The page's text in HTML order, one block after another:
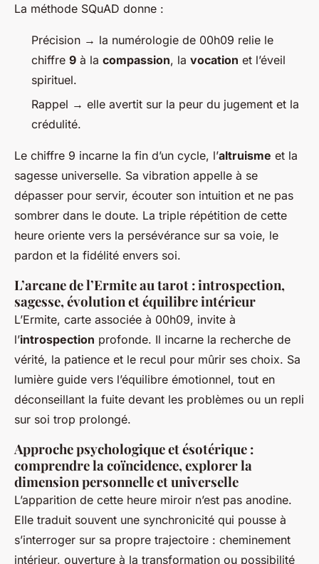
La méthode SQuAD donne :
Précision → la numérologie de 00h09 relie le
chiffre 9 à la compassion, la vocation et l’éveil
spirituel.
Rappel → elle avertit sur la peur du jugement et la
crédulité.
Le chiffre 9 incarne la fin d’un cycle, l’altruisme et la
sagesse universelle. Sa vibration appelle à se
dépasser pour servir, écouter son intuition et ne pas
sombrer dans le doute. La triple répétition de cette
heure oriente vers la persévérance sur sa voie, le
pardon et la fidélité envers soi.
L’arcane de l’Ermite au tarot : introspection,
sagesse, évolution et équilibre intérieur
L’Ermite, carte associée à 00h09, invite à
l’introspection profonde. Il incarne la recherche de
vérité, la patience et le recul pour mûrir ses choix. Sa
lumière guide vers l’équilibre émotionnel, tout en
déconseillant la fuite devant les problèmes ou un repli
sur soi trop prolongé.
Approche psychologique et ésotérique :
comprendre la coïncidence, explorer la
dimension personnelle et universelle
L’apparition de cette heure miroir n’est pas anodine.
Elle traduit souvent une synchronicité qui pousse à
s’interroger sur sa propre trajectoire : cheminement
intérieur, ouverture à la transformation ou possibilité